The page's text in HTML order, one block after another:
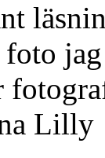
foto
Lilly